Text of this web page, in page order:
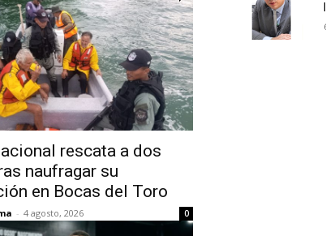
rescata a dos
naufragar su
en Bocas del Toro
- 4 agosto, 2026 0